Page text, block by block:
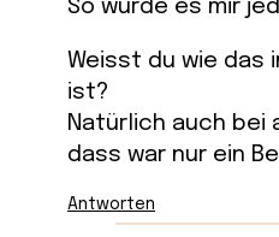
So wurde es mir
Weisst du wie das
ist?
Natürlich auch bei
dass war nur ein
Antworten